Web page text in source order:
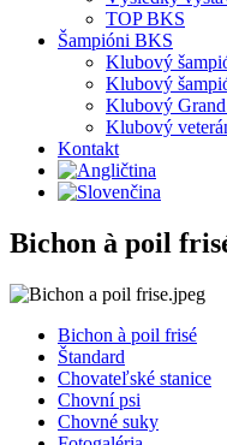
TOP BKS
Šampióni BKS
Klubový
Klubový
Klubový Grand
Klubový
Kontakt
Bichon à poil
Bichon à poil frisé
Štandard
Chovateľské stanice
Chovní psi
Chovné suky